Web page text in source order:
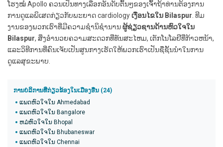
ໂຮງໝໍ Apollo ຄວນເປັນທາງເລືອກອັນດັບຕົ້ນໆຂອງເຈົ້າຖ້າທ່ານຕ້ອງການ
ການດູແລພິເສດກ່ຽວກັບພະຍາດ cardiologyເງື່ອນໄຂໃນ Bilaspur . ທີມ
ງານຂອງພວກເຮົາທີ່ມີຄວາມຊໍານິຊໍານານຜູ້ຊ່ຽວຊານດ້ານຫົວໃຈໃນ
Bilaspur, ສິ່ງອໍານວຍຄວາມສະດວກທີ່ທັນສະໄຫມ, ເຕັກໂນໂລຢີທີ່ກ້າວຫນ້າ,
ແລະວິທີການທີ່ຄົນເຈັບເປັນສູນກາງເຮັດໃຫ້ພວກເຮົາເປັນຊື່ຊັ້ນນໍາໃນການ
ດູແລສຸຂະພາບ.
ການບໍລິການທີ່ກ່ຽວຂ້ອງໃນເມືອງອື່ນ (24)
ແພດຫົວໃຈໃນ Ahmedabad
ແພດຫົວໃຈໃນ Bangalore
ຫມໍຫົວໃຈໃນ Bhopal
ແພດຫົວໃຈໃນ Bhubaneswar
ແພດຫົວໃຈໃນ Chennai